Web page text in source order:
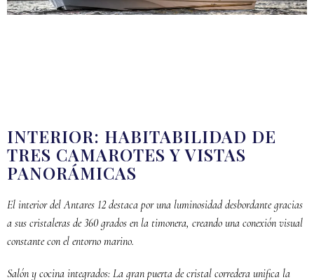
INTERIOR: HABITABILIDAD DE
TRES CAMAROTES Y VISTAS
PANORÁMICAS
El interior del Antares 12 destaca por una luminosidad desbordante gracias
a sus cristaleras de 360 grados en la timonera, creando una conexión visual
constante con el entorno marino.
Salón y cocina integrados: La gran puerta de cristal corredera unifica la